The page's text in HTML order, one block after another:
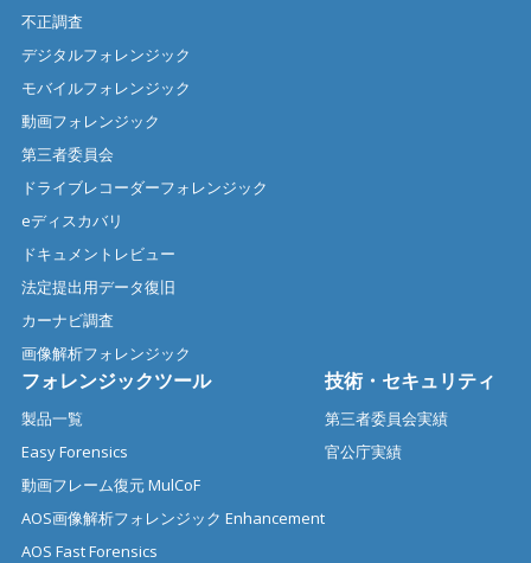
不正調査
デジタルフォレンジック
モバイルフォレンジック
動画フォレンジック
第三者委員会
ドライブレコーダーフォレンジック
eディスカバリ
ドキュメントレビュー
法定提出用データ復旧
カーナビ調査
画像解析フォレンジック
フォレンジックツール
製品一覧
Easy Forensics
動画フレーム復元 MulCoF
AOS画像解析フォレンジック Enhancement
AOS Fast Forensics
技術・セキュリティ
第三者委員会実績
官公庁実績